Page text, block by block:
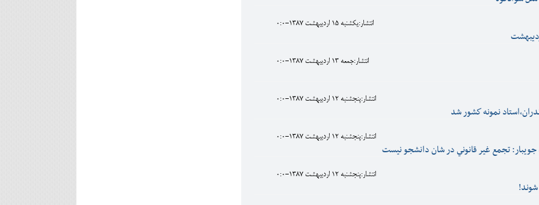
انتشار:يکشنبه 15 ارديبهشت 1387-0:0
انتشار:جمعه 13 ارديبهشت 1387-0:0
انتشار:پنجشنبه 12 ارديبهشت 1387-0:0
نمونه كشور شد
انتشار:پنجشنبه 12 ارديبهشت 1387-0:0
جويبار: تجمع غير قانوني در شان دانشجو نيست
انتشار:پنجشنبه 12 ارديبهشت 1387-0:0